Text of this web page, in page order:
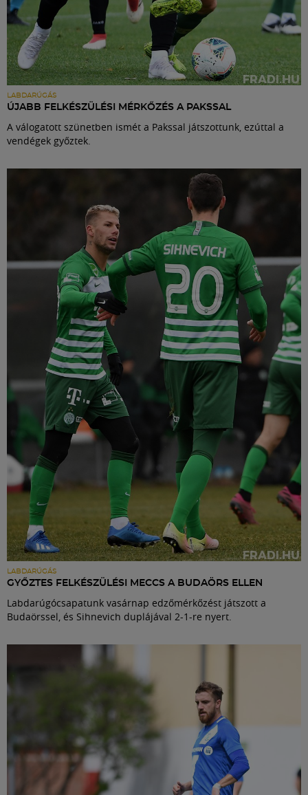
LABDARÚGÁS
ÚJABB FELKÉSZÜLÉSI MÉRKŐZÉS A PAKSSAL
A válogatott szünetben ismét a Pakssal játszottunk, ezúttal a
vendégek győztek.
LABDARÚGÁS
GYŐZTES FELKÉSZÜLÉSI MECCS A BUDAÖRS ELLEN
Labdarúgócsapatunk vasárnap edzőmérkőzést játszott a
Budaörssel, és Sihnevich duplájával 2-1-re nyert.